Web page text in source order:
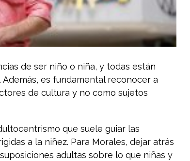
de ser niño o niña, y todas están
es fundamental reconocer a
de cultura y no como sujetos
que suele guiar las
a la niñez. Para Morales, dejar atrás
adultas sobre lo que niñas y